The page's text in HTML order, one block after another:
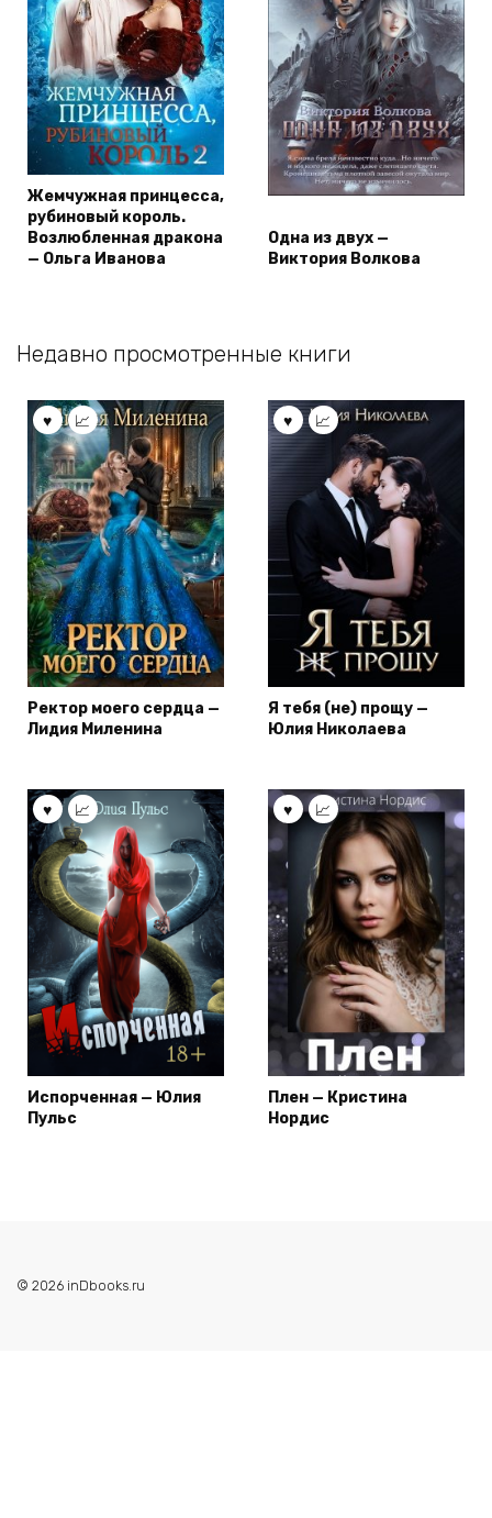
Жемчужная принцесса,
рубиновый король.
Возлюбленная дракона
— Ольга Иванова
Одна из двух —
Виктория Волкова
Недавно просмотренные книги
Ректор моего сердца —
Лидия Миленина
Я тебя (не) прощу —
Юлия Николаева
Испорченная — Юлия
Пульс
Плен — Кристина
Нордис
© 2026 inDbooks.ru